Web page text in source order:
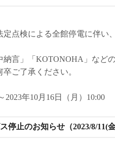
定点検による全館停電に伴い
納言」「KOTONOHA」など
ご了承ください。
2023年10月16日（月）10:00
停止のお知らせ（2023/8/11(